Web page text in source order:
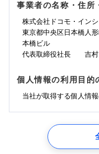
事業者の名称・住所
株式会社ドコモ・イン
東京都中央区日本橋人
本橋ビル
代表取締役社長 吉村
個人情報の利用目的
当社が取得する個人情
ユーザー登録受付および